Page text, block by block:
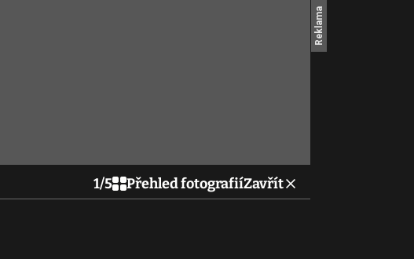
1/5 Přehled fotografiíZavřít